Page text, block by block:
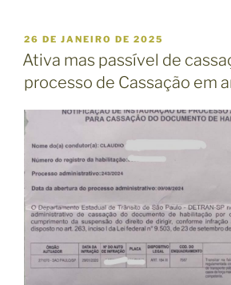
P
U
B
L
C
A
26 DE JANEIRO DE 2025
Ativa mas passível de
processo de Cassação em